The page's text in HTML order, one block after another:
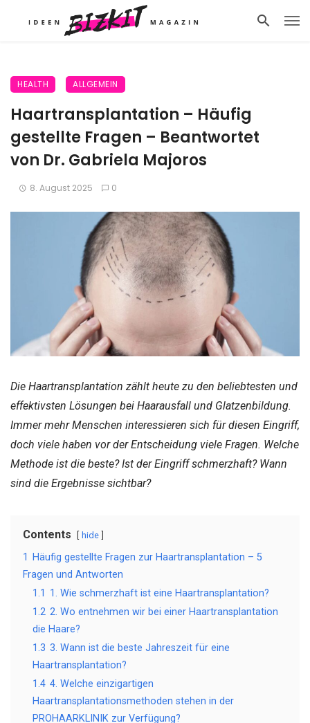
HEALTH ALLGEMEIN
Haartransplantation – Häufig
gestellte Fragen – Beantwortet
von Dr. Gabriela Majoros
8. August 2025 0
Die Haartransplantation zählt heute zu den beliebtesten und
effektivsten Lösungen bei Haarausfall und Glatzenbildung.
Immer mehr Menschen interessieren sich für diesen Eingriff,
doch viele haben vor der Entscheidung viele Fragen. Welche
Methode ist die beste? Ist der Eingriff schmerzhaft? Wann
sind die Ergebnisse sichtbar?
Contents hide
1
Häufig gestellte Fragen zur Haartransplantation – 5
Fragen und Antworten
1.1 1. Wie schmerzhaft ist eine Haartransplantation?
1.2 2. Wo entnehmen wir bei einer Haartransplantation
die Haare?
1.3 3. Wann ist die beste Jahreszeit für eine
Haartransplantation?
1.4 4. Welche einzigartigen
Haartransplantationsmethoden stehen in der
PROHAARKLINIK zur Verfügung?